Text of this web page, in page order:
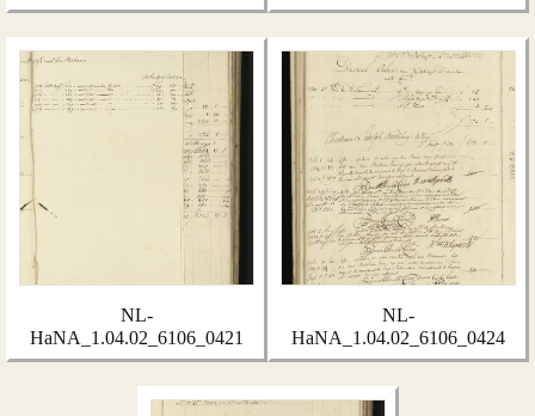
NL-
HaNA_1.04.02_6106_0421
NL-
HaNA_1.04.02_6106_0424